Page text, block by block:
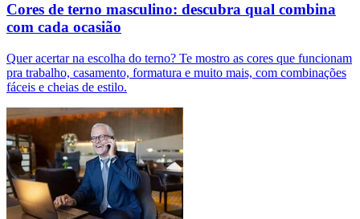
Cores de terno masculino: descubra qual combina
com cada ocasião
Quer acertar na escolha do terno? Te mostro as cores que funcionam
pra trabalho, casamento, formatura e muito mais, com combinações
fáceis e cheias de estilo.